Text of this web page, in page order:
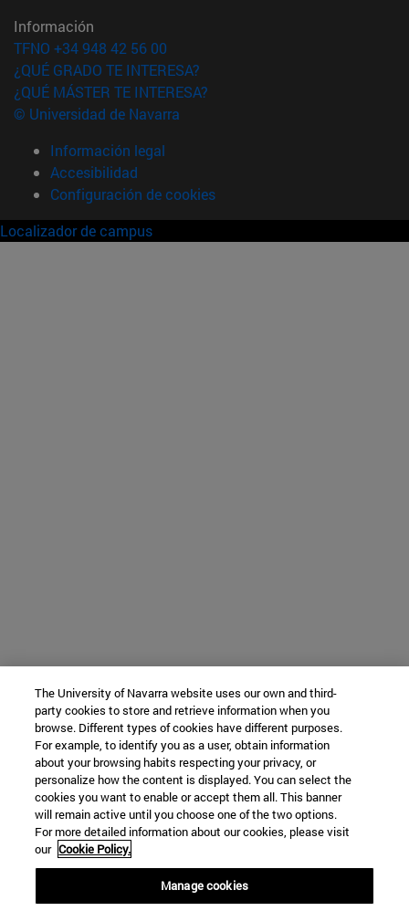
Información
TFNO +34 948 42 56 00
¿QUÉ GRADO TE INTERESA?
¿QUÉ MÁSTER TE INTERESA?
© Universidad de Navarra
Información legal
Accesibilidad
Configuración de cookies
Localizador de campus
The University of Navarra website uses our own and third-
party cookies to store and retrieve information when you
browse. Different types of cookies have different purposes.
For example, to identify you as a user, obtain information
about your browsing habits respecting your privacy, or
personalize how the content is displayed. You can select the
cookies you want to enable or accept them all. This banner
will remain active until you choose one of the two options.
For more detailed information about our cookies, please visit
our Cookie Policy.
Manage cookies